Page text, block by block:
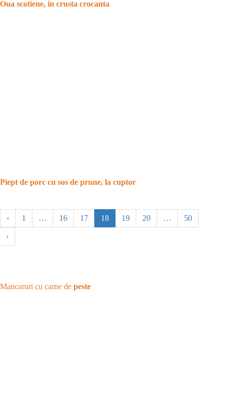
Oua scotiene, in crusta crocanta
Piept de porc cu sos de prune, la cuptor
‹ 1 … 16 17 18 19 20 … 50
›
Mancaruri cu carne de peste